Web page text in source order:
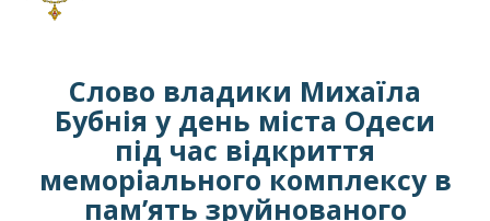
Слово владики Михаїла
Бубнія у день міста Одеси
під час відкриття
меморіального комплексу в
пам’ять зруйнованого